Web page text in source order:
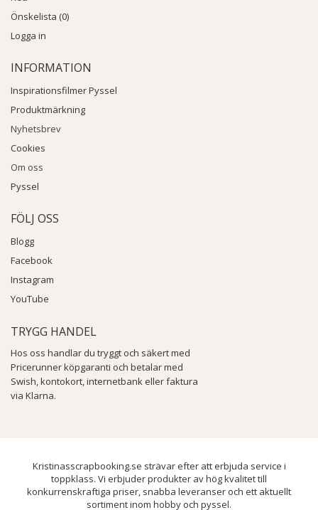
Önskelista (0)
Logga in
INFORMATION
Inspirationsfilmer Pyssel
Produktmärkning
Nyhetsbrev
Cookies
Om oss
Pyssel
FÖLJ OSS
Blogg
Facebook
Instagram
YouTube
TRYGG HANDEL
Hos oss handlar du tryggt och säkert med
Pricerunner köpgaranti och betalar med
Swish, kontokort, internetbank eller faktura
via Klarna.
Kristinasscrapbooking.se strävar efter att erbjuda service i
toppklass. Vi erbjuder produkter av hög kvalitet till
konkurrenskraftiga priser, snabba leveranser och ett aktuellt
sortiment inom hobby och pyssel.